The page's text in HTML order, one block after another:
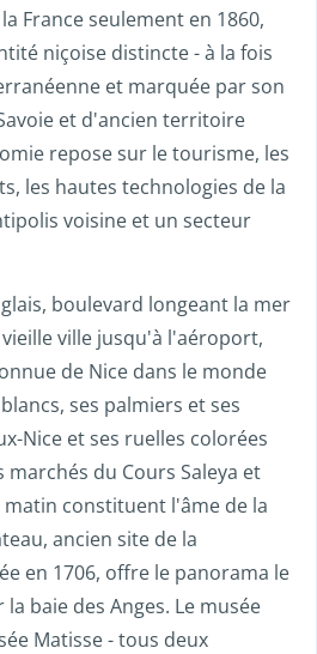
France seulement en 1860,
niçoise distincte - à la fois
et marquée par son
et d'ancien territoire
repose sur le tourisme, les
les hautes technologies de la
voisine et un secteur
boulevard longeant la mer
ville jusqu'à l'aéroport,
de Nice dans le monde
ses palmiers et ses
Nice et ses ruelles colorées
marchés du Cours Saleya et
matin constituent l'âme de la
ancien site de la
en 1706, offre le panorama le
baie des Anges. Le musée
Matisse - tous deux